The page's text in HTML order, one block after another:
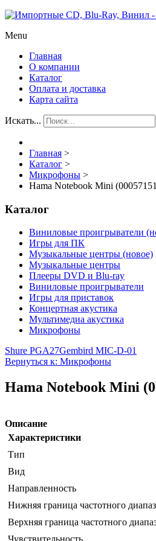
Menu
Главная
О компании
Каталог
Оплата и доставка
Карта сайта
Искать...
Главная >
Каталог >
Микрофоны >
Hama Notebook Mini
Каталог
Виниловые проигрыватели
Игры для ПК
Музыкальные центры (новое)
Музыкальные центры
Плееры DVD и Blu-ray
Виниловые проигрыватели
Игры для приставок
Концертная акустика
Мультимедиа акустика
Микрофоны
Shure PGA27Gembird MIC-D-01
Вернуться к: Микрофоны
Hama Notebook Mini
Описание
Характеристики
Тип
Вид
Направленность
Нижняя граница частотного
Верхняя граница частотного